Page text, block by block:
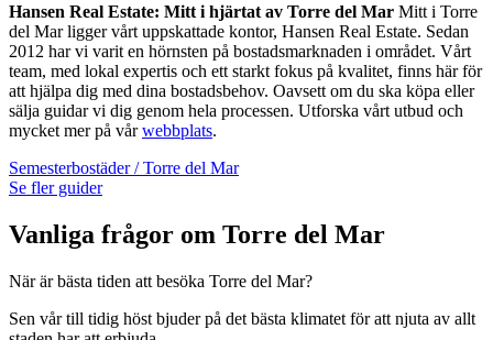
Hansen Real Estate: Mitt i hjärtat av Torre del Mar Mitt i Torre
del Mar ligger vårt uppskattade kontor, Hansen Real Estate. Sedan
2012 har vi varit en hörnsten på bostadsmarknaden i området. Vårt
team, med lokal expertis och ett starkt fokus på kvalitet, finns här för
att hjälpa dig med dina bostadsbehov. Oavsett om du ska köpa eller
sälja guidar vi dig genom hela processen. Utforska vårt utbud och
mycket mer på vårwebbplats.
Semesterbostäder / Torre del Mar
Se fler guider
Vanliga frågor om Torre del Mar
När är bästa tiden att besöka Torre del Mar?
Sen vår till tidig höst bjuder på det bästa klimatet för att njuta av allt